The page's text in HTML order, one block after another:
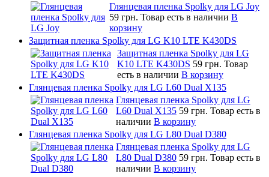
Глянцевая пленка Spolky для LG Joy
59 грн. Товар есть в наличии В
корзину
Защитная пленка Spolky для LG K10 LTE K430DS
Защитная пленка Spolky для LG
K10 LTE K430DS 59 грн. Товар
есть в наличии В корзину
Глянцевая пленка Spolky для LG L60 Dual X135
Глянцевая пленка Spolky для LG
L60 Dual X135 59 грн. Товар есть в
наличии В корзину
Глянцевая пленка Spolky для LG L80 Dual D380
Глянцевая пленка Spolky для LG
L80 Dual D380 59 грн. Товар есть в
наличии В корзину